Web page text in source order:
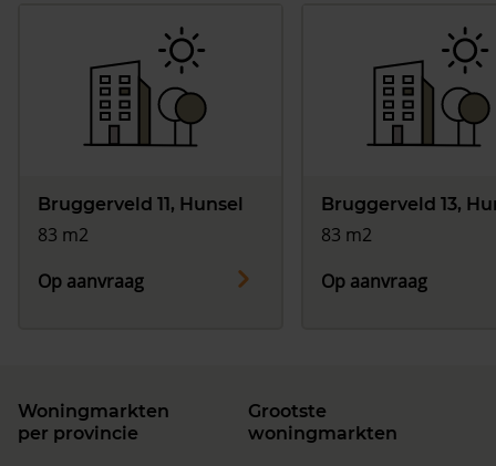
Bruggerveld 11, Hunsel
83 m2
Op aanvraag
Bruggerveld 13,
83 m2
Op aanvraag
Woningmarkten
per provincie
Grootste
woningmarkten